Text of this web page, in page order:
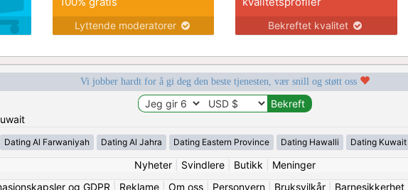
Lyttende moderatorer Bekreftet kvalitet
Vi jobber hardt for å gi deg den beste tjenesten, vær snill og støtt oss
Dating Al Farwaniyah Dating Al Jahra Dating Eastern Province Dating Hawalli Dating Kuwait
Nyheter| Svindlere| Butikk
Meninger
og GDPR
Reklame| Om oss| Personvern| Bruksvilkår| Barnesikkerhet|